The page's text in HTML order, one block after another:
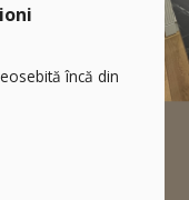
încă din